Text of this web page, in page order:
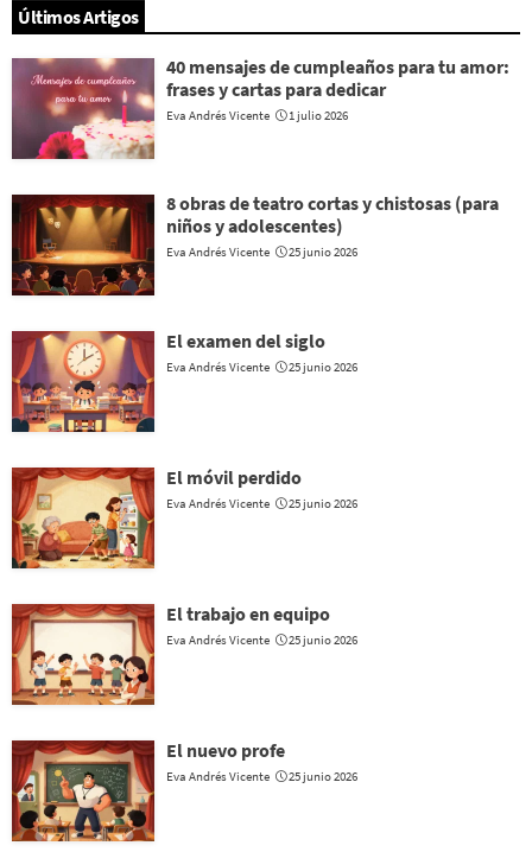
Últimos Artigos
40 mensajes de cumpleaños para tu amor:
frases y cartas para dedicar
Eva Andrés Vicente 1 julio 2026
8 obras de teatro cortas y chistosas (para
niños y adolescentes)
Eva Andrés Vicente 25 junio 2026
El examen del siglo
Eva Andrés Vicente 25 junio 2026
El móvil perdido
Eva Andrés Vicente 25 junio 2026
El trabajo en equipo
Eva Andrés Vicente 25 junio 2026
El nuevo profe
Eva Andrés Vicente 25 junio 2026